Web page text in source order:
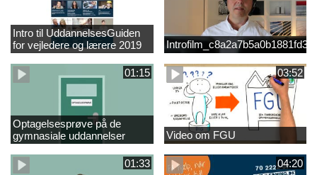
Intro til UddannelsesGuiden
for vejledere og lærere 2019
01:15
Optagelsesprøve på de
gymnasiale uddannelser
03:52
Video om FGU
01:33 04:20